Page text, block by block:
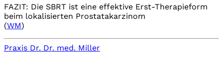
FAZIT: Die SBRT ist eine effektive Erst-Therapieform
beim lokalisierten Prostatakarzinom
(WM)
Praxis Dr. Dr. med. Miller